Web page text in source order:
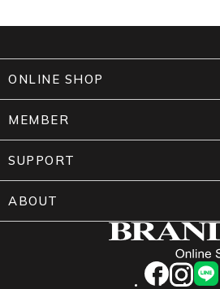
facebookinstagram
LINE
ONLINE SHOP
MEMBER
SUPPORT
ABOUT